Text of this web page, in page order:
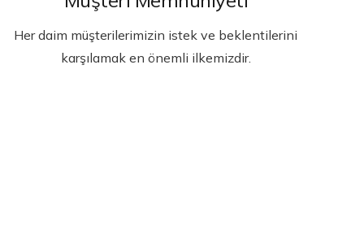
Her daim müşterilerimizin istek ve beklentilerini
karşılamak en önemli ilkemizdir.